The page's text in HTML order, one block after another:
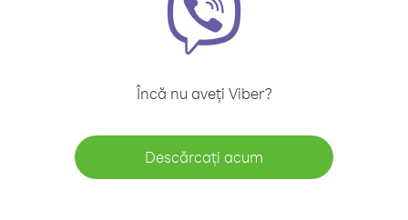
Încă nu aveți Viber?
Descărcați acum